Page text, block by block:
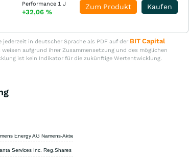
Performance 1 J
+32,06 %
Kaufen
Zum Produkt
in deutscher Sprache als PDF auf der BIT Capital
aufgrund ihrer Zusammensetzung und des möglichen
ist kein Indikator für die zukünftige Wertentwicklung.
Energy AG Namens-Aktien
Services Inc. Reg.Shares